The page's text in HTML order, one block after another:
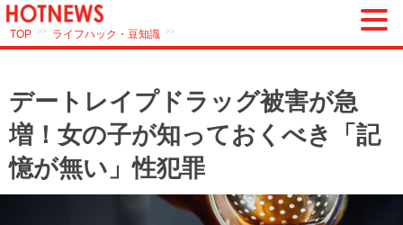
TOP >> ライフハック・豆知識 >>
デートレイプドラッグ被害が急
増！女の子が知っておくべき「記
憶が無い」性犯罪